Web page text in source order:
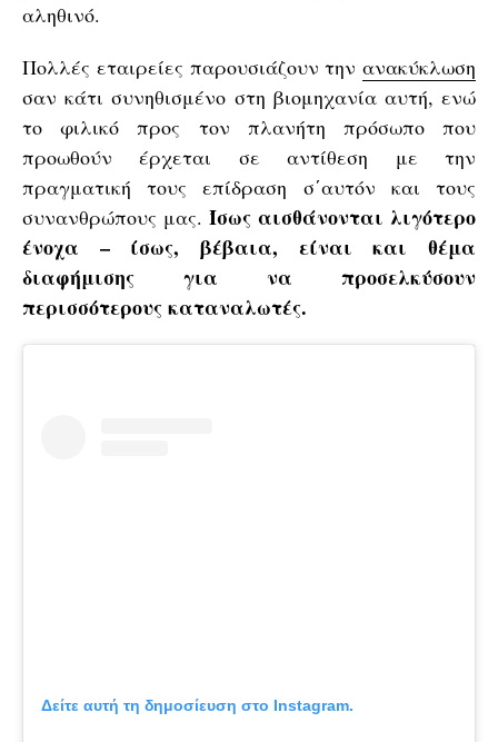
αληθινό.
Πολλές εταιρείες παρουσιάζουν την ανακύκλωση
σαν κάτι συνηθισμένο στη βιομηχανία αυτή, ενώ
το φιλικό προς τον πλανήτη πρόσωπο που
προωθούν έρχεται σε αντίθεση με την
πραγματική τους επίδραση σ΄αυτόν και τους
συνανθρώπους μας. Ίσως αισθάνονται λιγότερο
ένοχα – ίσως, βέβαια, είναι και θέμα
διαφήμισης για να προσελκύσουν
περισσότερους καταναλωτές.
Δείτε αυτή τη δημοσίευση στο Instagram.